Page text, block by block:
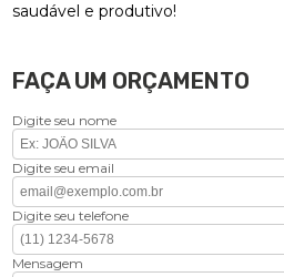
saudável e produtivo!
FAÇA UM ORÇAMENTO
Digite seu nome
Digite seu email
Digite seu telefone
Mensagem